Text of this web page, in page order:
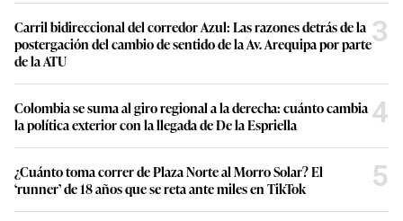
Carril bidireccional del corredor Azul: Las razones detrás de la
postergación del cambio de sentido de la Av. Arequipa por parte
de la ATU
3
Colombia se suma al giro regional a la derecha: cuánto cambia
la política exterior con la llegada de De la Espriella
4
¿Cuánto toma correr de Plaza Norte al Morro Solar? El
‘runner’ de 18 años que se reta ante miles en TikTok
5